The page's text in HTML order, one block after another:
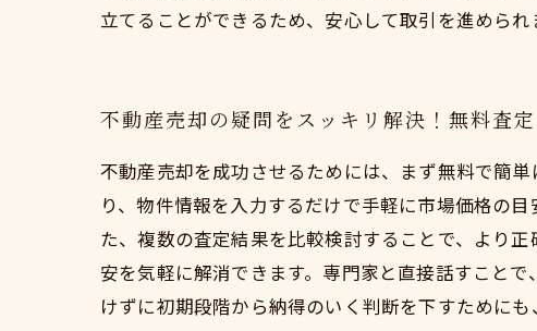
立てることができるため、安心して取引を進めら
不動産売却の疑問をスッキリ解決！無料査
不動産売却を成功させるためには、まず無料で簡
り、物件情報を入力するだけで手軽に市場価格の
た、複数の査定結果を比較検討することで、より
安を気軽に解消できます。専門家と直接話すこと
けずに初期段階から納得のいく判断を下すために